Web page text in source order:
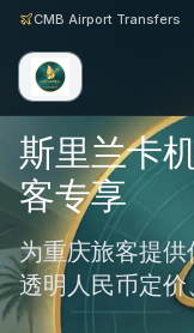
CMB Airport Transfers
首页/中国
斯里兰卡
客专享
为重庆旅客提供
透明人民币定价